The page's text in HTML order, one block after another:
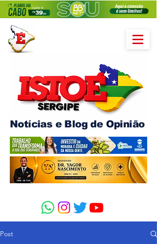
Notícias e Blog de Opinião
Post